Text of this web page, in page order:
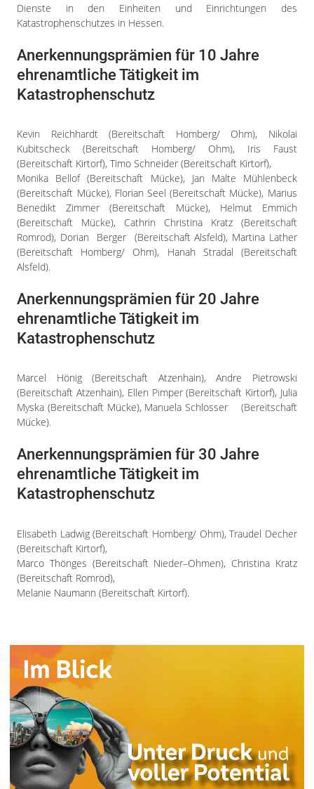
Dienste in den Einheiten und Einrichtungen des
Katastrophenschutzes in Hessen.
Anerkennungsprämien für 10 Jahre
ehrenamtliche Tätigkeit im
Katastrophenschutz
Kevin Reichhardt (Bereitschaft Homberg/ Ohm), Nikolai
Kubitscheck (Bereitschaft Homberg/ Ohm), Iris Faust
(Bereitschaft Kirtorf), Timo Schneider (Bereitschaft Kirtorf),
Monika Bellof (Bereitschaft Mücke), Jan Malte Mühlenbeck
(Bereitschaft Mücke), Florian Seel (Bereitschaft Mücke), Marius
Benedikt Zimmer (Bereitschaft Mücke), Helmut Emmich
(Bereitschaft Mücke), Cathrin Christina Kratz (Bereitschaft
Romrod), Dorian Berger (Bereitschaft Alsfeld), Martina Lather
(Bereitschaft Homberg/ Ohm), Hanah Stradal (Bereitschaft
Alsfeld).
Anerkennungsprämien für 20 Jahre
ehrenamtliche Tätigkeit im
Katastrophenschutz
Marcel Hönig (Bereitschaft Atzenhain), Andre Pietrowski
(Bereitschaft Atzenhain), Ellen Pimper (Bereitschaft Kirtorf), Julia
Myska (Bereitschaft Mücke), Manuela Schlosser (Bereitschaft
Mücke).
Anerkennungsprämien für 30 Jahre
ehrenamtliche Tätigkeit im
Katastrophenschutz
Elisabeth Ladwig (Bereitschaft Homberg/ Ohm), Traudel Decher
(Bereitschaft Kirtorf),
Marco Thönges (Bereitschaft Nieder–Ohmen), Christina Kratz
(Bereitschaft Romrod),
Melanie Naumann (Bereitschaft Kirtorf).